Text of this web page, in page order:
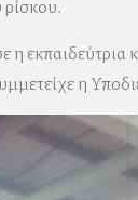
η
η